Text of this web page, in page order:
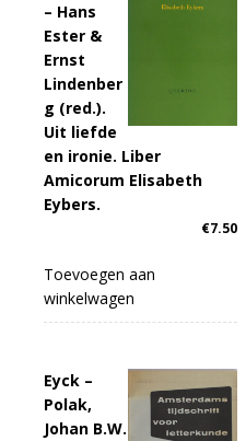
– Hans
Ester &
Ernst
Lindenber
g (red.).
Uit liefde
en ironie. Liber
Amicorum Elisabeth
Eybers.
€7.50
Toevoegen aan
winkelwagen
Eyck –
Polak,
Johan B.W.